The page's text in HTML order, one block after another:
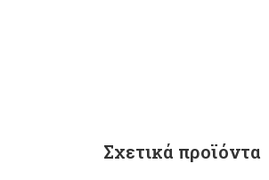
Σχετικά προϊόντα